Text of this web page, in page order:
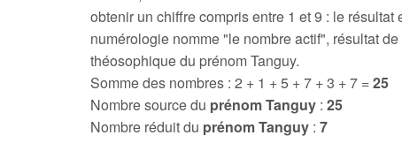
obtenir un chiffre compris entre 1 et 9 : le résultat
numérologie nomme "le nombre actif", résultat
théosophique du prénom Tanguy.
Somme des nombres : 2 + 1 + 5 + 7 + 3 + 7 =25
Nombre source du prénom Tanguy : 25
Nombre réduit du prénom Tanguy : 7